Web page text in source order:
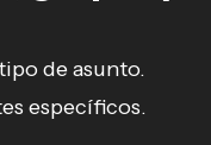
de asunto.
específicos.